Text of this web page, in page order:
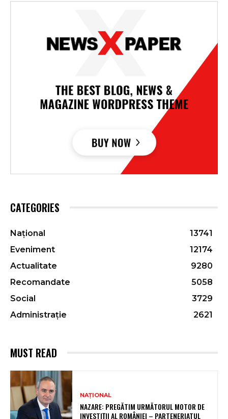
CATEGORIES
Național
13741
Eveniment
12174
Actualitate
9280
Recomandate
5058
Social
3729
Administrație
2621
MUST READ
NAȚIONAL
NAZARE: PREGĂTIM URMĂTORUL MOTOR DE
INVESTIȚII AL ROMÂNIEI – PARTENERIATUL